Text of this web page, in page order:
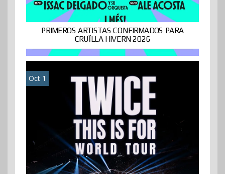
PRIMEROS ARTISTAS CONFIRMADOS PARA
CRUÏLLA HIVERN 2026
Oct 1